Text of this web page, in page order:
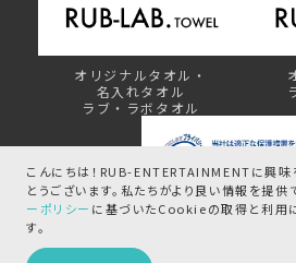
こんにちは！RUB-ENTERTAINMENTに興味
とうございます。 私たちがより良い情報を提供
ーポリシー に基づいたCookieの取得と利用
す。
オリジナルタオル・
名入れタオル
ラブ・ラボタオル
プライバシーマー